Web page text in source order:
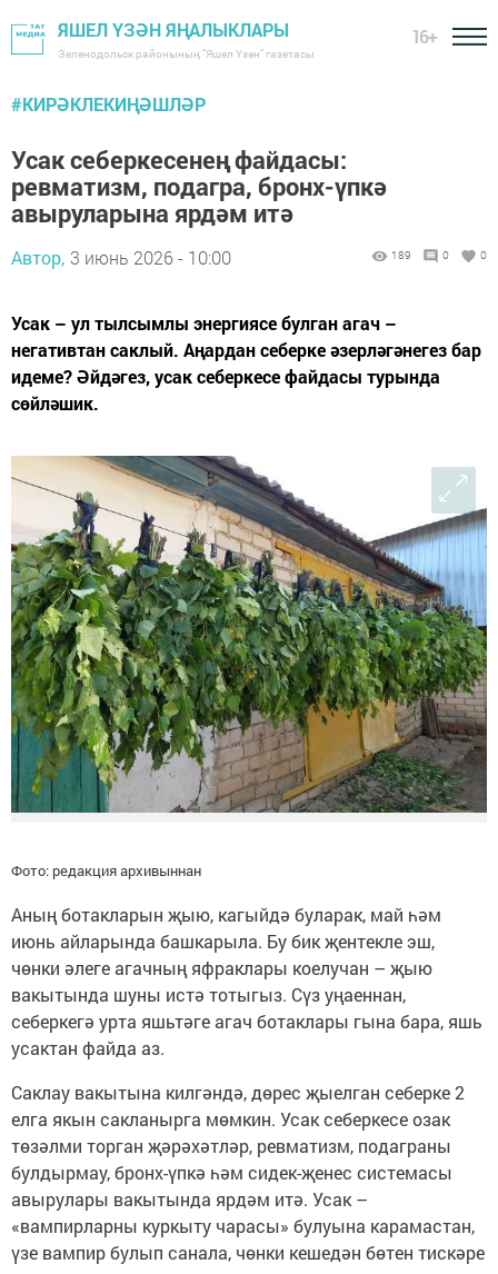
ЯШЕЛ ҮЗӘН ЯҢАЛЫКЛАРЫ
Зеленодольск районының "Яшел Үзән" газетасы
16+
#КИРӘКЛЕКИҢӘШЛӘР
Усак себеркесенең файдасы:
ревматизм, подагра, бронх-үпкә
авыруларына ярдәм итә
Автор, 3 июнь 2026 - 10:00 189 0 0
Усак – ул тылсымлы энергиясе булган агач –
негативтан саклый. Аңардан себерке әзерләгәнегез бар
идеме? Әйдәгез, усак себеркесе файдасы турында
сөйләшик.
Фото: редакция архивыннан
Аның ботакларын җыю, кагыйдә буларак, май һәм
июнь айларында башкарыла. Бу бик җентекле эш,
чөнки әлеге агачның яфраклары коелучан – җыю
вакытында шуны истә тотыгыз. Сүз уңаеннан,
себеркегә урта яшьтәге агач ботаклары гына бара, яшь
усактан файда аз.
Саклау вакытына килгәндә, дөрес җыелган себерке 2
елга якын сакланырга мөмкин. Усак себеркесе озак
төзәлми торган җәрәхәтләр, ревматизм, подаграны
булдырмау, бронх-үпкә һәм сидек-җенес системасы
авырулары вакытында ярдәм итә. Усак –
«вампирларны куркыту чарасы» булуына карамастан,
үзе вампир булып санала, чөнки кешедән бөтен тискәре